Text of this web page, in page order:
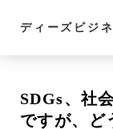
ディーズビジ
SDGs、社
ですが、